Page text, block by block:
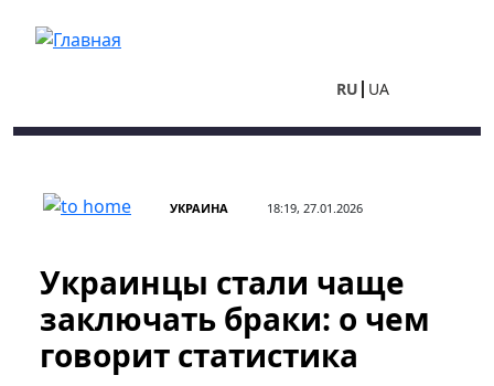
RU UA
УКРАИНА 18:19, 27.01.2026
Украинцы стали чаще
заключать браки: о чем
говорит статистика